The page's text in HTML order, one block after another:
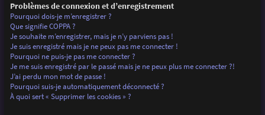
Problèmes de connexion et d’enregistrement
Pourquoi dois-je m’enregistrer ?
Que signifie COPPA ?
Je souhaite m’enregistrer, mais je n’y parviens pas !
Je suis enregistré mais je ne peux pas me connecter !
Pourquoi ne puis-je pas me connecter ?
Je me suis enregistré par le passé mais je ne peux plus me connecter ?!
J’ai perdu mon mot de passe !
Pourquoi suis-je automatiquement déconnecté ?
À quoi sert « Supprimer les cookies » ?